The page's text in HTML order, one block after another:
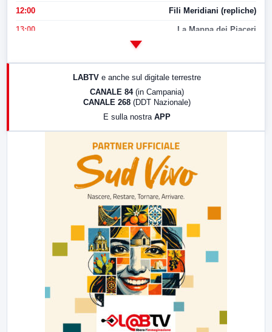
12:00 Fili Meridiani (repliche)
13:00 La Mappa dei Piaceri
LABTV e anche sul digitale terrestre
CANALE 84 (in Campania)
CANALE 268 (DDT Nazionale)
E sulla nostra APP